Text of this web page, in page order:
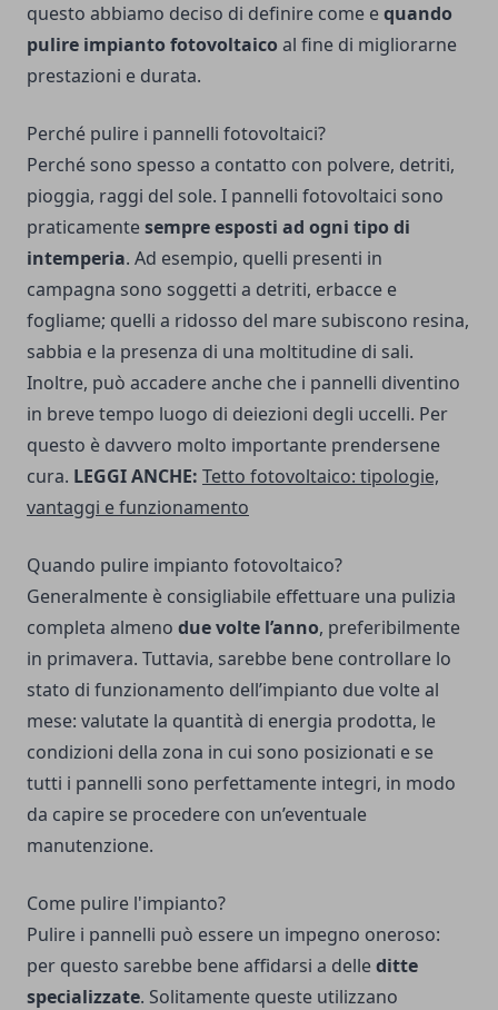
questo abbiamo deciso di definire come equando
pulire impianto fotovoltaico al fine di migliorarne
prestazioni e durata.
Perché pulire i pannelli fotovoltaici?
Perché sono spesso a contatto con polvere, detriti,
pioggia, raggi del sole. I pannelli fotovoltaici sono
praticamentesempre esposti ad ogni tipo di
intemperia. Ad esempio, quelli presenti in
campagna sono soggetti a detriti, erbacce e
fogliame; quelli a ridosso del mare subiscono resina,
sabbia e la presenza di una moltitudine di sali.
Inoltre, può accadere anche che i pannelli diventino
in breve tempo luogo di deiezioni degli uccelli. Per
questo è davvero molto importante prendersene
cura. LEGGI ANCHE: Tetto fotovoltaico: tipologie,
vantaggi e funzionamento
Quando pulire impianto fotovoltaico?
Generalmente è consigliabile effettuare una pulizia
completa almeno due volte l’anno, preferibilmente
in primavera. Tuttavia, sarebbe bene controllare lo
stato di funzionamento dell’impianto due volte al
mese: valutate la quantità di energia prodotta, le
condizioni della zona in cui sono posizionati e se
tutti i pannelli sono perfettamente integri, in modo
da capire se procedere con un’eventuale
manutenzione.
Come pulire l'impianto?
Pulire i pannelli può essere un impegno oneroso:
per questo sarebbe bene affidarsi a delleditte
specializzate. Solitamente queste utilizzano